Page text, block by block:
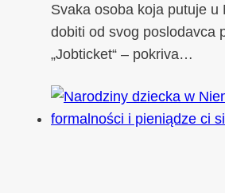
Svaka osoba koja putuje u
dobiti od svog poslodavca
„Jobticket“ – pokriva…